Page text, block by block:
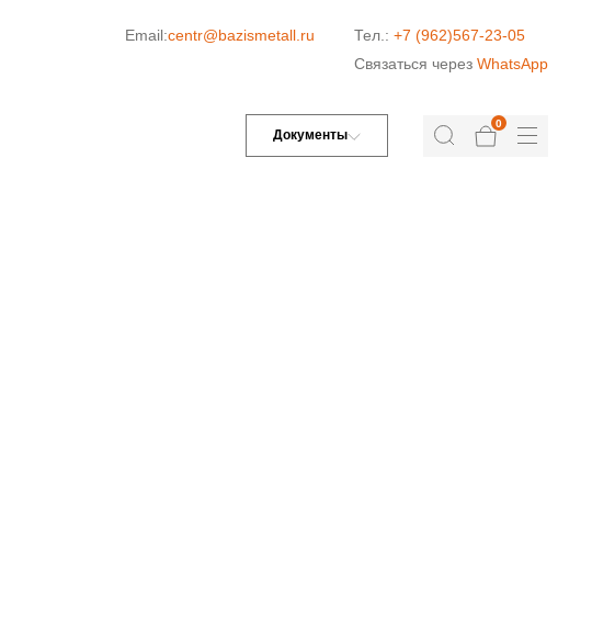
Email:centr@bazismetall.ru Тел.: +7 (962)567-23-05
Связаться через WhatsApp
Документы
0